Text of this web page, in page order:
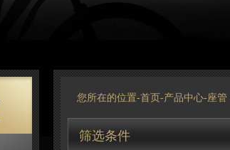
您所在的位置-首页 -产品中心-座管
筛选条件